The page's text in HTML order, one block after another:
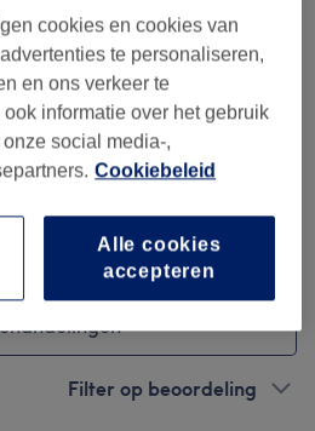
Filter op beoordeling
cookies en cookies van
te personaliseren,
en ons verkeer te
informatie over het gebruik
social media-,
Cookiebeleid
Alle cookies
accepteren